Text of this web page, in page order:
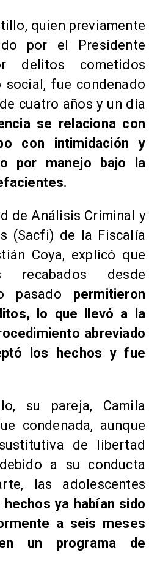
quien previamente
por el Presidente
delitos cometidos
fue condenado
cuatro años y un día
se relaciona con
con intimidación y
por manejo bajo la
de Análisis Criminal y
(Sacfi) de la Fiscalía
Coya, explicó que
recabados desde
pasado permitieron
lo que llevó a la
abreviado
los hechos y fue
su pareja, Camila
condenada, aunque
de libertad
a su conducta
las adolescentes
hechos ya habían sido
a seis meses
un programa de